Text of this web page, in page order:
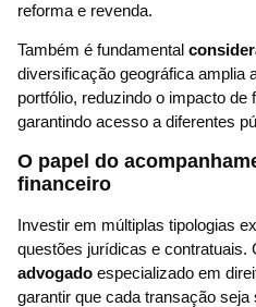
reforma e revenda.
Também é fundamental
diversificação geográfica amplia
portfólio, reduzindo o impacto de
garantindo acesso a diferentes
O papel do
financeiro
Investir em múltiplas tipologias
questões jurídicas e contratuais.
advogado especializado em
garantir que cada transação seja